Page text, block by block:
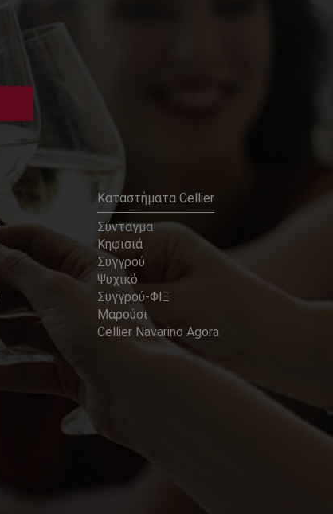
Καταστήματα Cellier
Σύνταγμα
Κηφισιά
Συγγρού
Ψυχικό
Συγγρού-ΦΙΞ
Μαρούσι
Cellier Navarino Agora